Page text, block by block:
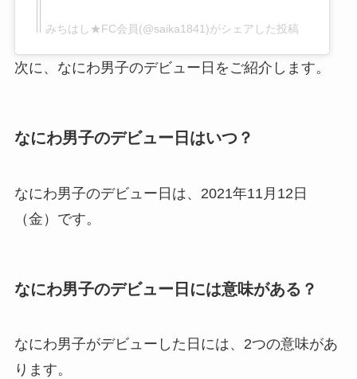
みちはし★FC会員(@saika1841)がシェアした投稿
次に、なにわ男子のデビュー日をご紹介します。
なにわ男子のデビュー日はいつ？
なにわ男子のデビュー日は、2021年11月12日
（金）です。
なにわ男子のデビュー日には意味がある？
なにわ男子がデビューした日には、2つの意味があ
ります。